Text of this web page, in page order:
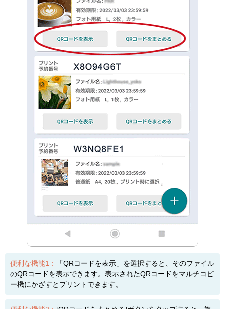
便利な機能1：
「QRコードを表示」を選択すると、そのファイル
のQRコードを表示できます。表示されたQRコードをマルチコピ
ー機にかざすとプリントできます。